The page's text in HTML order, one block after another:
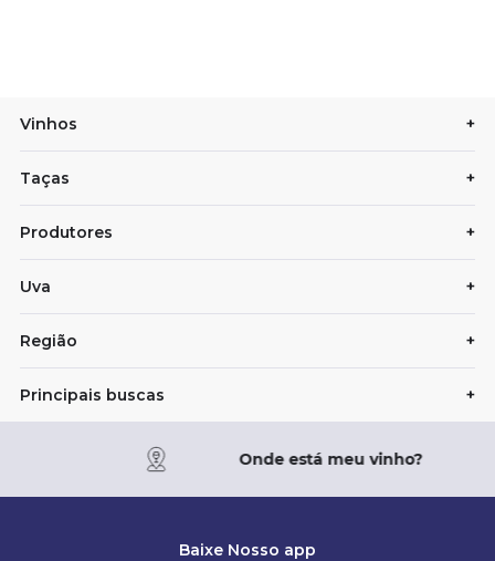
Vinhos +
Taças +
Produtores +
Uva +
Região +
Principais buscas +
Onde está meu vinho?
Baixe Nosso app